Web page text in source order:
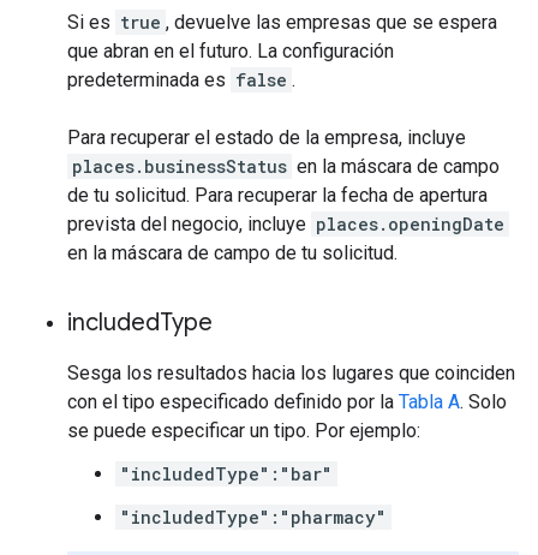
Si es true , devuelve las empresas que se espera
que abran en el futuro. La configuración
predeterminada es false .
Para recuperar el estado de la empresa, incluye
places.businessStatus en la máscara de campo
de tu solicitud. Para recuperar la fecha de apertura
prevista del negocio, incluye places.openingDate
en la máscara de campo de tu solicitud.
includedType
Sesga los resultados hacia los lugares que coinciden
con el tipo especificado definido por la Tabla A. Solo
se puede especificar un tipo. Por ejemplo:
"includedType":"bar"
"includedType":"pharmacy"